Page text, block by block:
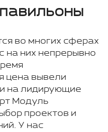
во многих сферах
на них непрерывно
цена вывели
на лидирующие
Модуль
проектов и
У нас